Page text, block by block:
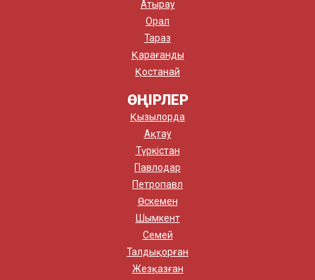
Атырау
Орал
Тараз
Қарағанды
Қостанай
ӨҢІРЛЕР
Қызылорда
Ақтау
Түркістан
Павлодар
Петропавл
Өскемен
Шымкент
Семей
Талдықорған
Жезқазған